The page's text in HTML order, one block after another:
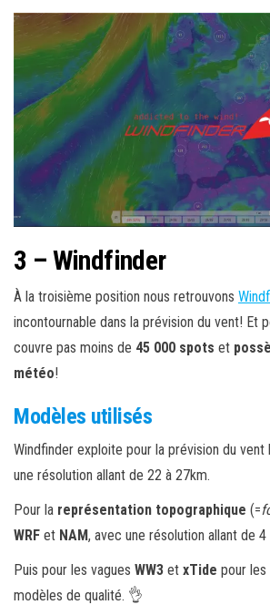
3 – Windfinder
À la troisième position nous retrouvons
incontournable dans la prévision du vent! Et
couvre pas moins de 45 000 spots et
météo!
Modèles utilisés
Windfinder exploite pour la prévision du vent
une résolution allant de 22 à 27km.
Pour la représentation topographique (=
WRF et NAM, avec une résolution allant de 4
Puis pour les vagues WW3 et xTide pour les
modèles de qualité. 👌